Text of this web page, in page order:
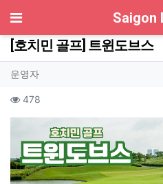
Saigon
[호치민 골프] 트윈도브스
작성자 정보
운영자작성
컨텐츠 정보
478